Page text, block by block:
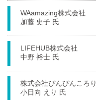
WAamazing株式会社
加藤 史子 氏
LIFEHUB株式会社
中野 裕士 氏
株式会社ぴんぴんころり
小日向 えり 氏